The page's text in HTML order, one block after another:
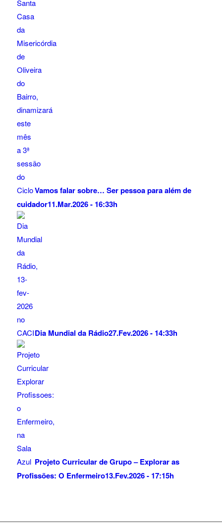
Vamos falar sobre… Ser pessoa para além de
cuidador11.Mar.2026 - 16:33h
Dia Mundial da Rádio27.Fev.2026 - 14:33h
Projeto Curricular de Grupo – Explorar as
Profissões: O Enfermeiro13.Fev.2026 - 17:15h